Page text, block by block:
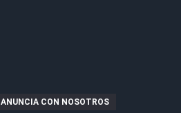
ANUNCIA CON NOSOTROS